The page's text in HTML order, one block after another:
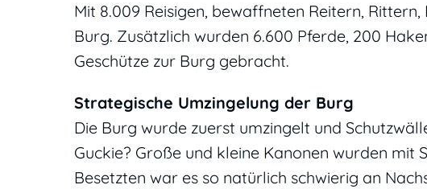
Mit 8.009 Reisigen, bewaffneten Reitern,
Burg. Zusätzlich wurden 6.600 Pferde, 200
Geschütze zur Burg gebracht.
Strategische Umzingelung der Burg
Die Burg wurde zuerst umzingelt und
Guckie? Große und kleine Kanonen wurden
Besetzten war es so natürlich schwierig an